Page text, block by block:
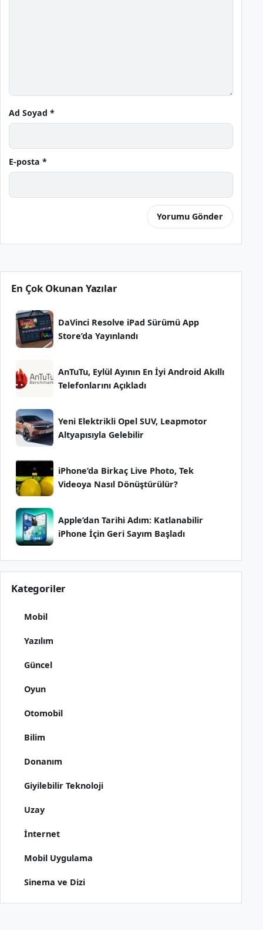
Ad Soyad *
E-posta *
En Çok Okunan Yazılar
DaVinci Resolve iPad Sürümü App
Store’da Yayınlandı
AnTuTu, Eylül Ayının En İyi Android Akıllı
Telefonlarını Açıkladı
Yeni Elektrikli Opel SUV, Leapmotor
Altyapısıyla Gelebilir
iPhone’da Birkaç Live Photo, Tek
Videoya Nasıl Dönüştürülür?
Apple’dan Tarihi Adım: Katlanabilir
iPhone İçin Geri Sayım Başladı
Kategoriler
Mobil
Yazılım
Güncel
Oyun
Otomobil
Bilim
Donanım
Giyilebilir Teknoloji
Uzay
İnternet
Mobil Uygulama
Sinema ve Dizi